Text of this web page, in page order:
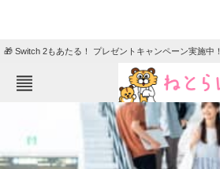
🎁 Switch 2もあたる！ プレゼントキャンペーン実施中！
ねとらぼメニュー
ニュース
エンタメ クイズ